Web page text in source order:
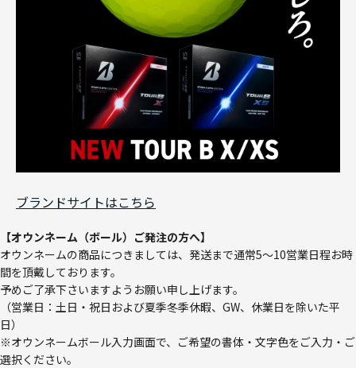
ブランドサイトはこちら
【オウンネーム（ボール）ご発注の方へ】
オウンネームの商品につきましては、発送まで通常5～10営業日程お時
間を頂戴しております。
予めご了承下さいますようお願い申し上げます。
（営業日：土日・祝日および夏季冬季休暇、GW、休業日を除いた平
日）
※オウンネームボール入力画面で、ご希望の書体・文字色をご入力・ご
選択ください。